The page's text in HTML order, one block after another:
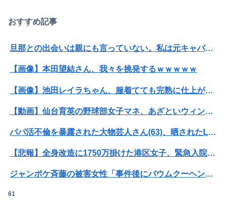
おすすめ記事
旦那との出会いは親にも言っていない。私は元キャバ嬢で旦那は元ボーイ
【画像】本田望結さん、我々を挑発するｗｗｗｗｗ
【画像】池田レイラちゃん、服着てても完熟に仕上がるｗｗｗｗｗｗｗｗｗｗｗｗｗｗ
【動画】仙台育英の野球部女子マネ、あざといウィンクでお前らの心を鷲掴みｗｗｗｗｗ
パパ活不倫を暴露された大物芸人さん(63)、晒されたLINEが面白すぎるｗｗｗｗｗｗｗｗｗ(画像ｱﾘ)
【悲報】全身改造に1750万掛けた港区女子、緊急入院でNHK報道局との合コンをキャンセル
ジャンポケ斉藤の被害女性「事件後にバウムクーヘン売ったりTikTokライブしててムカついた」
61